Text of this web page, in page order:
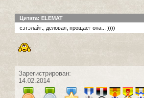
Цитата: ELEMAT
сэтэлайт., деловая, прощает она... ))))
Зарегистрирован:
14.02.2014